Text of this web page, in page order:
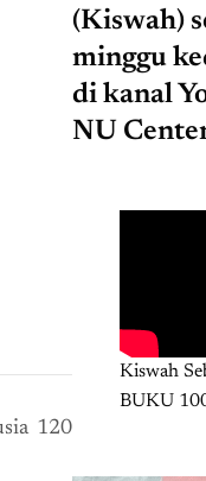
120
(Kiswah)
minggu
di kanal
NU
Kiswah
BUKU